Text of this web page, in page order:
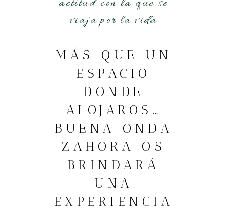
actitud con la que se
viaja por la vida
MÁS QUE UN
ESPACIO
DONDE
ALOJAROS…
BUENA ONDA
ZAHORA OS
BRINDARÁ
UNA
EXPERIENCIA